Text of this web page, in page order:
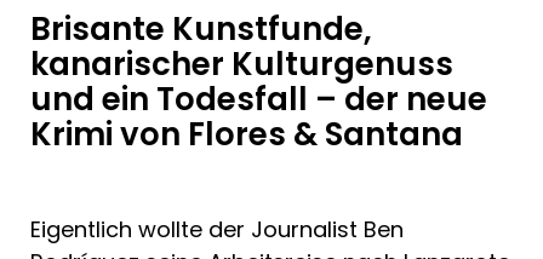
Brisante Kunstfunde,
kanarischer Kulturgenuss
und ein Todesfall – der neue
Krimi von Flores & Santana
Eigentlich wollte der Journalist Ben